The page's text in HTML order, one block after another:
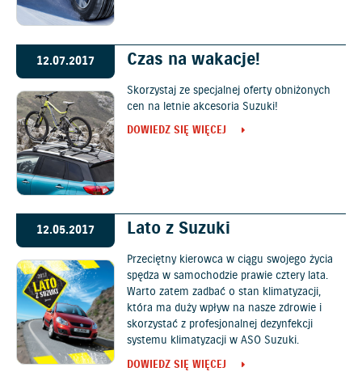
12.07.2017 Czas na wakacje!
Skorzystaj ze specjalnej oferty obniżonych
cen na letnie akcesoria Suzuki!
DOWIEDZ SIĘ WIĘCEJ
12.05.2017 Lato z Suzuki
Przeciętny kierowca w ciągu swojego życia
spędza w samochodzie prawie cztery lata.
Warto zatem zadbać o stan klimatyzacji,
która ma duży wpływ na nasze zdrowie i
skorzystać z profesjonalnej dezynfekcji
systemu klimatyzacji w ASO Suzuki.
DOWIEDZ SIĘ WIĘCEJ